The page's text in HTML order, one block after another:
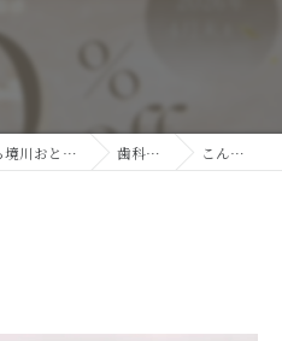
大阪府大阪市西区の歯医者なら境川おとな・こども歯科 矯正歯科 歯科コラム こんにちは🌸